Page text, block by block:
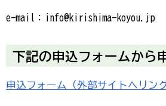
e-mail：info@kirishima-koyou.jp
下記の申込フォームから
申込フォーム（外部サイトへリンク